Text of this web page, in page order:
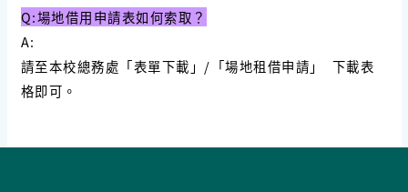
Q:場地借用申請表如何索取？
A:
請至本校總務處「表單下載」/「場地租借申請」 下載表
格即可。